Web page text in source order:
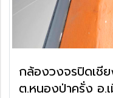
กล้องวงจรปิดเชี
ต.หนองป่าครั่ง อ.